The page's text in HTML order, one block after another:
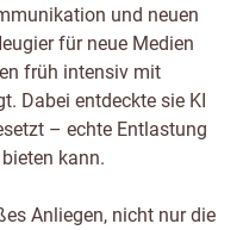
und neuen
für neue Medien
früh intensiv mit
Dabei entdeckte sie KI
– echte Entlastung
kann.
Anliegen, nicht nur die